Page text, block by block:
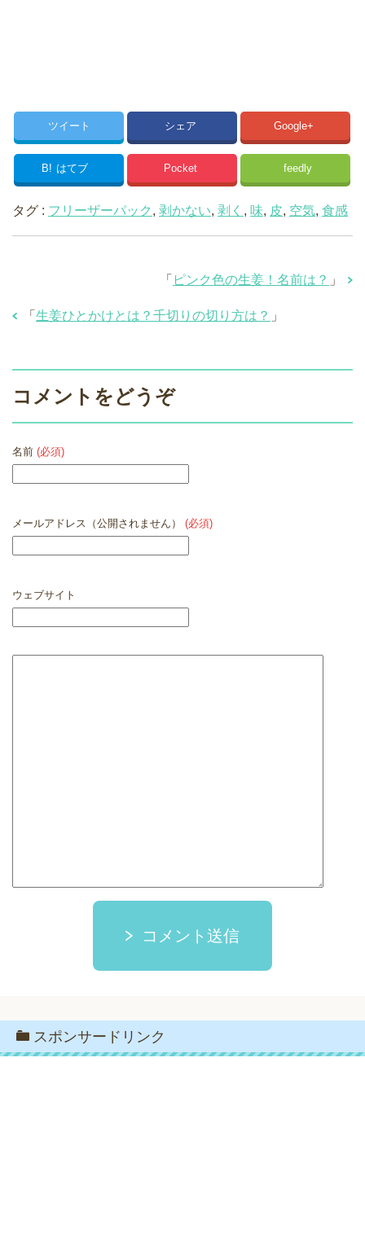
ツイート シェア Google+
B! はてブ Pocket feedly
タグ : フリーザーパック , 剥かない, 剥く , 味, 皮, 空気, 食感
「 ピンク色の生姜！名前は？ 」
「 生姜ひとかけとは？千切りの切り方は？ 」
コメントをどうぞ
名前 (必須)
メールアドレス（公開されません） (必須)
ウェブサイト
コメント送信
スポンサードリンク